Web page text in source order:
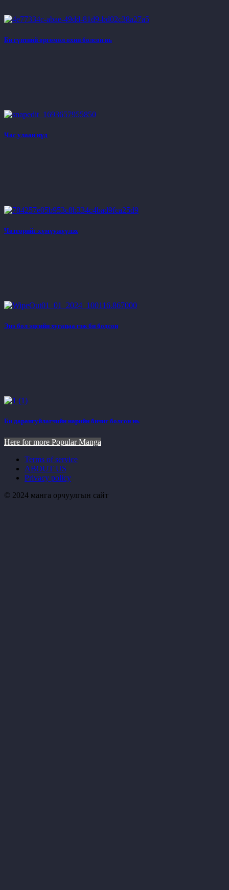
Би гүнтний өргөмөл охин болсон нь
Час улаан нүд
Чөтгөрийг хүмүүжүүлэх
Энэ бол эцсийн хугацаа гэж би бодсон
Би дарангуйлагчийн нарийн бичиг болсон нь
Here for more Popular Manga
Terms of service
ABOUT US
Privacy policy
© 2024 манга орчуулгын сайт